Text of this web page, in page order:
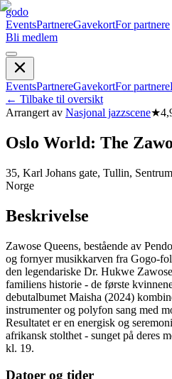
godo
EventsPartnereGavekortFor partnere
Bli medlem
EventsPartnereGavekortFor partnere
← Tilbake til oversikt
Arrangert av Nasjonal jazzscene★
Oslo World: The
35, Karl Johans gate, Tullin,
Norge
Beskrivelse
Zawose Queens, bestående av
og fornyer musikkarven fra Gogo-
den legendariske Dr. Hukwe
familiens historie - de første
debutalbumet Maisha (2024)
instrumenter og polyfon sang med
Resultatet er en energisk og
afrikansk stolthet - sunget på deres
kl. 19.
Datoer og tider